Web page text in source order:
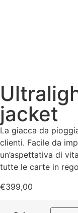
jacket
La giacca da
clienti. Facile da
un’aspettativa di
tutte le carte in
€399,00